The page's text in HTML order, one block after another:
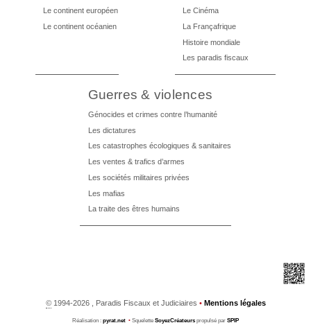
Le continent européen
Le continent océanien
Le Cinéma
La Françafrique
Histoire mondiale
Les paradis fiscaux
Guerres & violences
Génocides et crimes contre l’humanité
Les dictatures
Les catastrophes écologiques & sanitaires
Les ventes & trafics d’armes
Les sociétés militaires privées
Les mafias
La traite des êtres humains
©1994-2026 , Paradis Fiscaux et Judiciaires • Mentions légales
Réalisation : pyrat.net • Squelette SoyezCréateurs propulsé par SPIP